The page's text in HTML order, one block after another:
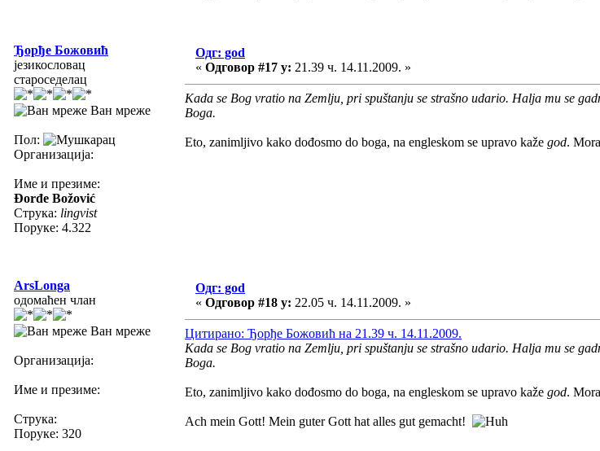
Ђорђе Божовић
језикословац
староседелац
Ван мреже
Пол:
Организација:
Име и презиме:
Đorđe Božović
Струка: lingvist
Поруке: 4.322
Одг: god
« Одговор #17 у: 21.39 ч. 14.11.2009. »
Kada se Bog vratio na Zemlju, pri spuštanju se strašno udario. Halja mu se
Boga.
Eto, zanimljivo kako dođosmo do boga, na engleskom se upravo kaže god.
ArsLonga
одомаћен члан
Ван мреже
Организација:
Име и презиме:
Струка:
Поруке: 320
Одг: god
« Одговор #18 у: 22.05 ч. 14.11.2009. »
Цитирано: Ђорђе Божовић на 21.39 ч. 14.11.2009.
Kada se Bog vratio na Zemlju, pri spuštanju se strašno udario. Halja mu se
Boga.
Eto, zanimljivo kako dođosmo do boga, na engleskom se upravo kaže god.
Ach mein Gott! Mein guter Gott hat alles gut gemacht!